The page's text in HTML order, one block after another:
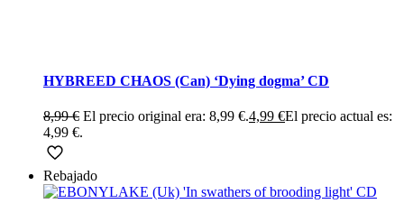
HYBREED CHAOS (Can) ‘Dying dogma’ CD
8,99€ El precio original era: 8,99 €.4,99 €El precio actual es:
4,99 €.
Rebajado